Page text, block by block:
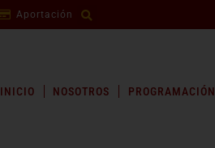
Aportación
INICIO NOSOTROS PROGRAMACIÓN